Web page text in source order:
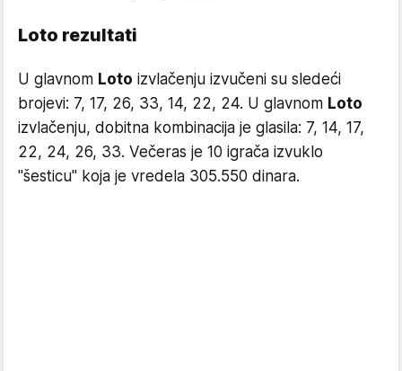
Loto rezultati
U glavnom Loto izvlačenju izvučeni su sledeći
brojevi: 7, 17, 26, 33, 14, 22, 24. U glavnom Loto
izvlačenju, dobitna kombinacija je glasila: 7, 14, 17,
22, 24, 26, 33. Večeras je 10 igrača izvuklo
"šesticu" koja je vredela 305.550 dinara.